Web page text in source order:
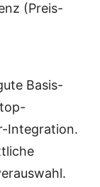
(Preis-
Basis-
Integration.